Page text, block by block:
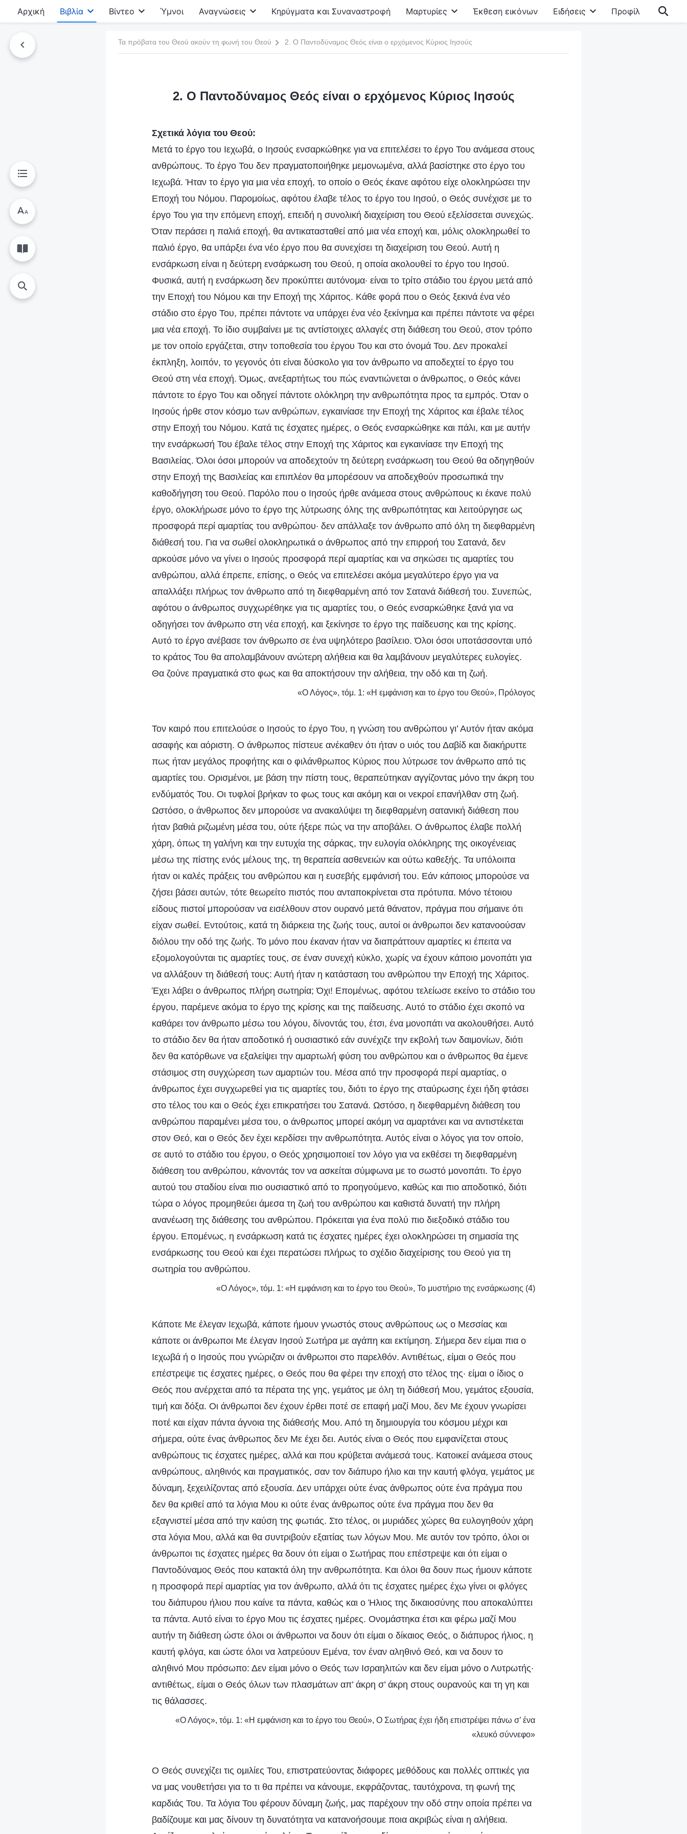
Αρχική Βιβλία Βίντεο Ύμνοι Αναγνώσεις Κηρύγματα και Συναναστροφή Μαρτυρίες Έκθεση εικόνων Ειδήσεις Προφίλ
Τα πρόβατα του Θεού ακούν τη φωνή του Θεού 2. Ο Παντοδύναμος Θεός είναι ο ερχόμενος Κύριος Ιησούς
2. Ο Παντοδύναμος Θεός είναι ο ερχόμενος Κύριος Ιησούς
Σχετικά λόγια του Θεού:
Μετά το έργο του Ιεχωβά, ο Ιησούς ενσαρκώθηκε για να επιτελέσει το έργο Του ανάμεσα στους
ανθρώπους. Το έργο Του δεν πραγματοποιήθηκε μεμονωμένα, αλλά βασίστηκε στο έργο του
Ιεχωβά. Ήταν το έργο για μια νέα εποχή, το οποίο ο Θεός έκανε αφότου είχε ολοκληρώσει την
Εποχή του Νόμου. Παρομοίως, αφότου έλαβε τέλος το έργο του Ιησού, ο Θεός συνέχισε με το
έργο Του για την επόμενη εποχή, επειδή η συνολική διαχείριση του Θεού εξελίσσεται συνεχώς.
Όταν περάσει η παλιά εποχή, θα αντικατασταθεί από μια νέα εποχή και, μόλις ολοκληρωθεί το
παλιό έργο, θα υπάρξει ένα νέο έργο που θα συνεχίσει τη διαχείριση του Θεού. Αυτή η
ενσάρκωση είναι η δεύτερη ενσάρκωση του Θεού, η οποία ακολουθεί το έργο του Ιησού.
Φυσικά, αυτή η ενσάρκωση δεν προκύπτει αυτόνομα· είναι το τρίτο στάδιο του έργου μετά από
την Εποχή του Νόμου και την Εποχή της Χάριτος. Κάθε φορά που ο Θεός ξεκινά ένα νέο
στάδιο στο έργο Του, πρέπει πάντοτε να υπάρχει ένα νέο ξεκίνημα και πρέπει πάντοτε να φέρει
μια νέα εποχή. Το ίδιο συμβαίνει με τις αντίστοιχες αλλαγές στη διάθεση του Θεού, στον τρόπο
με τον οποίο εργάζεται, στην τοποθεσία του έργου Του και στο όνομά Του. Δεν προκαλεί
έκπληξη, λοιπόν, το γεγονός ότι είναι δύσκολο για τον άνθρωπο να αποδεχτεί το έργο του
Θεού στη νέα εποχή. Όμως, ανεξαρτήτως του πώς εναντιώνεται ο άνθρωπος, ο Θεός κάνει
πάντοτε το έργο Του και οδηγεί πάντοτε ολόκληρη την ανθρωπότητα προς τα εμπρός. Όταν ο
Ιησούς ήρθε στον κόσμο των ανθρώπων, εγκαινίασε την Εποχή της Χάριτος και έβαλε τέλος
στην Εποχή του Νόμου. Κατά τις έσχατες ημέρες, ο Θεός ενσαρκώθηκε και πάλι, και με αυτήν
την ενσάρκωσή Του έβαλε τέλος στην Εποχή της Χάριτος και εγκαινίασε την Εποχή της
Βασιλείας. Όλοι όσοι μπορούν να αποδεχτούν τη δεύτερη ενσάρκωση του Θεού θα οδηγηθούν
στην Εποχή της Βασιλείας και επιπλέον θα μπορέσουν να αποδεχθούν προσωπικά την
καθοδήγηση του Θεού. Παρόλο που ο Ιησούς ήρθε ανάμεσα στους ανθρώπους κι έκανε πολύ
έργο, ολοκλήρωσε μόνο το έργο της λύτρωσης όλης της ανθρωπότητας και λειτούργησε ως
προσφορά περί αμαρτίας του ανθρώπου· δεν απάλλαξε τον άνθρωπο από όλη τη διεφθαρμένη
διάθεσή του. Για να σωθεί ολοκληρωτικά ο άνθρωπος από την επιρροή του Σατανά, δεν
αρκούσε μόνο να γίνει ο Ιησούς προσφορά περί αμαρτίας και να σηκώσει τις αμαρτίες του
ανθρώπου, αλλά έπρεπε, επίσης, ο Θεός να επιτελέσει ακόμα μεγαλύτερο έργο για να
απαλλάξει πλήρως τον άνθρωπο από τη διεφθαρμένη από τον Σατανά διάθεσή του. Συνεπώς,
αφότου ο άνθρωπος συγχωρέθηκε για τις αμαρτίες του, ο Θεός ενσαρκώθηκε ξανά για να
οδηγήσει τον άνθρωπο στη νέα εποχή, και ξεκίνησε το έργο της παίδευσης και της κρίσης.
Αυτό το έργο ανέβασε τον άνθρωπο σε ένα υψηλότερο βασίλειο. Όλοι όσοι υποτάσσονται υπό
το κράτος Του θα απολαμβάνουν ανώτερη αλήθεια και θα λαμβάνουν μεγαλύτερες ευλογίες.
Θα ζούνε πραγματικά στο φως και θα αποκτήσουν την αλήθεια, την οδό και τη ζωή.
«Ο Λόγος», τόμ. 1: «Η εμφάνιση και το έργο του Θεού», Πρόλογος
Τον καιρό που επιτελούσε ο Ιησούς το έργο Του, η γνώση του ανθρώπου γι’ Αυτόν ήταν ακόμα
ασαφής και αόριστη. Ο άνθρωπος πίστευε ανέκαθεν ότι ήταν ο υιός του Δαβίδ και διακήρυττε
πως ήταν μεγάλος προφήτης και ο φιλάνθρωπος Κύριος που λύτρωσε τον άνθρωπο από τις
αμαρτίες του. Ορισμένοι, με βάση την πίστη τους, θεραπεύτηκαν αγγίζοντας μόνο την άκρη του
ενδύματός Του. Οι τυφλοί βρήκαν το φως τους και ακόμη και οι νεκροί επανήλθαν στη ζωή.
Ωστόσο, ο άνθρωπος δεν μπορούσε να ανακαλύψει τη διεφθαρμένη σατανική διάθεση που
ήταν βαθιά ριζωμένη μέσα του, ούτε ήξερε πώς να την αποβάλει. Ο άνθρωπος έλαβε πολλή
χάρη, όπως τη γαλήνη και την ευτυχία της σάρκας, την ευλογία ολόκληρης της οικογένειας
μέσω της πίστης ενός μέλους της, τη θεραπεία ασθενειών και ούτω καθεξής. Τα υπόλοιπα
ήταν οι καλές πράξεις του ανθρώπου και η ευσεβής εμφάνισή του. Εάν κάποιος μπορούσε να
ζήσει βάσει αυτών, τότε θεωρείτο πιστός που ανταποκρίνεται στα πρότυπα. Μόνο τέτοιου
είδους πιστοί μπορούσαν να εισέλθουν στον ουρανό μετά θάνατον, πράγμα που σήμαινε ότι
είχαν σωθεί. Εντούτοις, κατά τη διάρκεια της ζωής τους, αυτοί οι άνθρωποι δεν κατανοούσαν
διόλου την οδό της ζωής. Το μόνο που έκαναν ήταν να διαπράττουν αμαρτίες κι έπειτα να
εξομολογούνται τις αμαρτίες τους, σε έναν συνεχή κύκλο, χωρίς να έχουν κάποιο μονοπάτι για
να αλλάξουν τη διάθεσή τους: Αυτή ήταν η κατάσταση του ανθρώπου την Εποχή της Χάριτος.
Έχει λάβει ο άνθρωπος πλήρη σωτηρία; Όχι! Επομένως, αφότου τελείωσε εκείνο το στάδιο του
έργου, παρέμενε ακόμα το έργο της κρίσης και της παίδευσης. Αυτό το στάδιο έχει σκοπό να
καθάρει τον άνθρωπο μέσω του λόγου, δίνοντάς του, έτσι, ένα μονοπάτι να ακολουθήσει. Αυτό
το στάδιο δεν θα ήταν αποδοτικό ή ουσιαστικό εάν συνέχιζε την εκβολή των δαιμονίων, διότι
δεν θα κατόρθωνε να εξαλείψει την αμαρτωλή φύση του ανθρώπου και ο άνθρωπος θα έμενε
στάσιμος στη συγχώρεση των αμαρτιών του. Μέσα από την προσφορά περί αμαρτίας, ο
άνθρωπος έχει συγχωρεθεί για τις αμαρτίες του, διότι το έργο της σταύρωσης έχει ήδη φτάσει
στο τέλος του και ο Θεός έχει επικρατήσει του Σατανά. Ωστόσο, η διεφθαρμένη διάθεση του
ανθρώπου παραμένει μέσα του, ο άνθρωπος μπορεί ακόμη να αμαρτάνει και να αντιστέκεται
στον Θεό, και ο Θεός δεν έχει κερδίσει την ανθρωπότητα. Αυτός είναι ο λόγος για τον οποίο,
σε αυτό το στάδιο του έργου, ο Θεός χρησιμοποιεί τον λόγο για να εκθέσει τη διεφθαρμένη
διάθεση του ανθρώπου, κάνοντάς τον να ασκείται σύμφωνα με το σωστό μονοπάτι. Το έργο
αυτού του σταδίου είναι πιο ουσιαστικό από το προηγούμενο, καθώς και πιο αποδοτικό, διότι
τώρα ο λόγος προμηθεύει άμεσα τη ζωή του ανθρώπου και καθιστά δυνατή την πλήρη
ανανέωση της διάθεσης του ανθρώπου. Πρόκειται για ένα πολύ πιο διεξοδικό στάδιο του
έργου. Επομένως, η ενσάρκωση κατά τις έσχατες ημέρες έχει ολοκληρώσει τη σημασία της
ενσάρκωσης του Θεού και έχει περατώσει πλήρως το σχέδιο διαχείρισης του Θεού για τη
σωτηρία του ανθρώπου.
«Ο Λόγος», τόμ. 1: «Η εμφάνιση και το έργο του Θεού», Το μυστήριο της ενσάρκωσης (4)
Κάποτε Με έλεγαν Ιεχωβά, κάποτε ήμουν γνωστός στους ανθρώπους ως ο Μεσσίας και
κάποτε οι άνθρωποι Με έλεγαν Ιησού Σωτήρα με αγάπη και εκτίμηση. Σήμερα δεν είμαι πια ο
Ιεχωβά ή ο Ιησούς που γνώριζαν οι άνθρωποι στο παρελθόν. Αντιθέτως, είμαι ο Θεός που
επέστρεψε τις έσχατες ημέρες, ο Θεός που θα φέρει την εποχή στο τέλος της· είμαι ο ίδιος ο
Θεός που ανέρχεται από τα πέρατα της γης, γεμάτος με όλη τη διάθεσή Μου, γεμάτος εξουσία,
τιμή και δόξα. Οι άνθρωποι δεν έχουν έρθει ποτέ σε επαφή μαζί Μου, δεν Με έχουν γνωρίσει
ποτέ και είχαν πάντα άγνοια της διάθεσής Μου. Από τη δημιουργία του κόσμου μέχρι και
σήμερα, ούτε ένας άνθρωπος δεν Με έχει δει. Αυτός είναι ο Θεός που εμφανίζεται στους
ανθρώπους τις έσχατες ημέρες, αλλά και που κρύβεται ανάμεσά τους. Κατοικεί ανάμεσα στους
ανθρώπους, αληθινός και πραγματικός, σαν τον διάπυρο ήλιο και την καυτή φλόγα, γεμάτος με
δύναμη, ξεχειλίζοντας από εξουσία. Δεν υπάρχει ούτε ένας άνθρωπος ούτε ένα πράγμα που
δεν θα κριθεί από τα λόγια Μου κι ούτε ένας άνθρωπος ούτε ένα πράγμα που δεν θα
εξαγνιστεί μέσα από την καύση της φωτιάς. Στο τέλος, οι μυριάδες χώρες θα ευλογηθούν χάρη
στα λόγια Μου, αλλά και θα συντριβούν εξαιτίας των λόγων Μου. Με αυτόν τον τρόπο, όλοι οι
άνθρωποι τις έσχατες ημέρες θα δουν ότι είμαι ο Σωτήρας που επέστρεψε και ότι είμαι ο
Παντοδύναμος Θεός που κατακτά όλη την ανθρωπότητα. Και όλοι θα δουν πως ήμουν κάποτε
η προσφορά περί αμαρτίας για τον άνθρωπο, αλλά ότι τις έσχατες ημέρες έχω γίνει οι φλόγες
του διάπυρου ήλιου που καίνε τα πάντα, καθώς και ο Ήλιος της δικαιοσύνης που αποκαλύπτει
τα πάντα. Αυτό είναι το έργο Μου τις έσχατες ημέρες. Ονομάστηκα έτσι και φέρω μαζί Μου
αυτήν τη διάθεση ώστε όλοι οι άνθρωποι να δουν ότι είμαι ο δίκαιος Θεός, ο διάπυρος ήλιος, η
καυτή φλόγα, και ώστε όλοι να λατρεύουν Εμένα, τον έναν αληθινό Θεό, και να δουν το
αληθινό Μου πρόσωπο: Δεν είμαι μόνο ο Θεός των Ισραηλιτών και δεν είμαι μόνο ο Λυτρωτής·
αντιθέτως, είμαι ο Θεός όλων των πλασμάτων απ’ άκρη σ’ άκρη στους ουρανούς και τη γη και
τις θάλασσες.
«Ο Λόγος», τόμ. 1: «Η εμφάνιση και το έργο του Θεού», Ο Σωτήρας έχει ήδη επιστρέψει πάνω σ’ ένα
«λευκό σύννεφο»
Ο Θεός συνεχίζει τις ομιλίες Του, επιστρατεύοντας διάφορες μεθόδους και πολλές οπτικές για
να μας νουθετήσει για το τι θα πρέπει να κάνουμε, εκφράζοντας, ταυτόχρονα, τη φωνή της
καρδιάς Του. Τα λόγια Του φέρουν δύναμη ζωής, μας παρέχουν την οδό στην οποία πρέπει να
βαδίζουμε και μας δίνουν τη δυνατότητα να κατανοήσουμε ποια ακριβώς είναι η αλήθεια.